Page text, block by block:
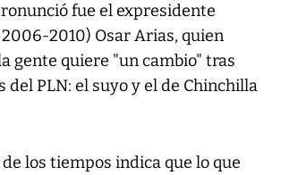
fue el expresidente
2010) Osar Arias, quien
gente quiere "un cambio" tras
del PLN: el suyo y el de Chinchilla
los tiempos indica que lo que